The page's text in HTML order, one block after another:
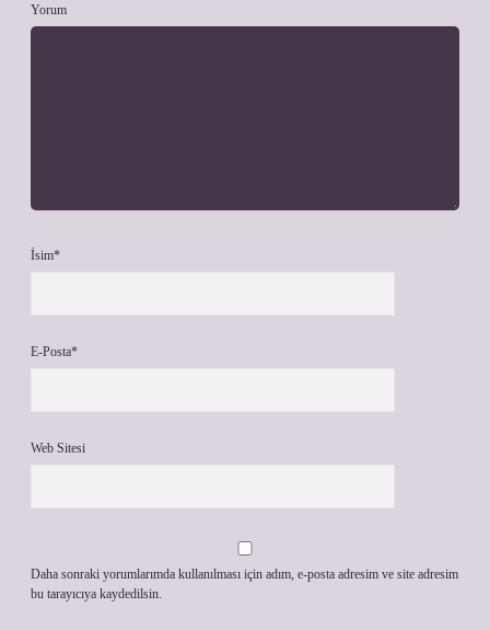
Yorum
İsim*
E-Posta*
Web Sitesi
Daha sonraki yorumlarımda kullanılması için adım, e-posta adresim ve site adresim
bu tarayıcıya kaydedilsin.